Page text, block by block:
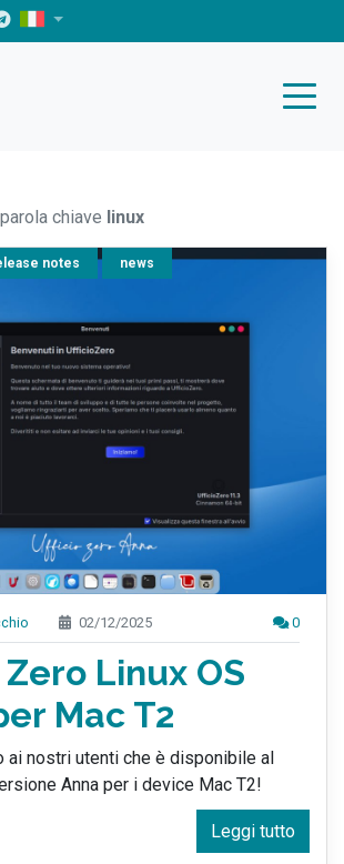
chiave linux
notes news
02/12/2025 0
Linux OS
Mac T2
ai nostri utenti che è disponibile al
Anna per i device Mac T2!
Leggi tutto